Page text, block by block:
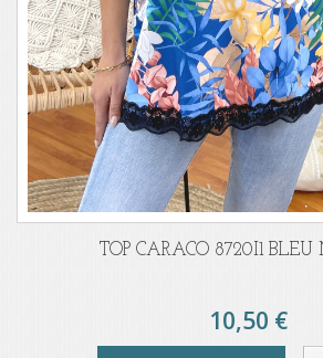
TOP CARACO 8720I1
10,50 €